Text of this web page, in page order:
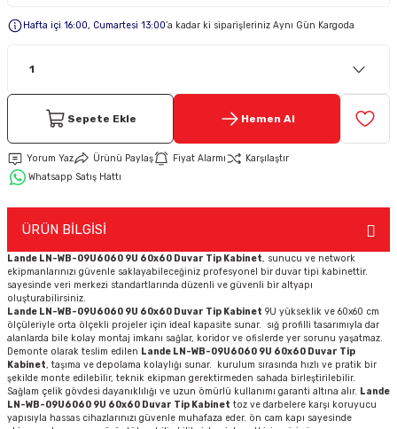
Hafta içi 16:00, Cumartesi 13:00’a kadar ki siparişleriniz Aynı Gün Kargoda
Sepete Ekle Hemen Al
Yorum Yaz Ürünü Paylaş Fiyat Alarmı
Karşılaştır
Whatsapp Satış Hattı
ÜRÜN BİLGİSİ
Lande LN-WB-09U6060 9U 60x60 Duvar Tip Kabinet, sunucu ve network
ekipmanlarınızı güvenle saklayabileceğiniz profesyonel bir duvar tipi kabinettir.
sayesinde veri merkezi standartlarında düzenli ve güvenli bir altyapı
oluşturabilirsiniz.
Lande LN-WB-09U6060 9U 60x60 Duvar Tip Kabinet 9U yükseklik ve 60x60 cm
ölçüleriyle orta ölçekli projeler için ideal kapasite sunar. sığ profilli tasarımıyla dar
alanlarda bile kolay montaj imkanı sağlar, koridor ve ofislerde yer sorunu yaşatmaz.
Demonte olarak teslim edilen Lande LN-WB-09U6060 9U 60x60 Duvar Tip
Kabinet, taşıma ve depolama kolaylığı sunar. kurulum sırasında hızlı ve pratik bir
şekilde monte edilebilir, teknik ekipman gerektirmeden sahada birleştirilebilir.
Sağlam çelik gövdesi dayanıklılığı ve uzun ömürlü kullanımı garanti altına alır. Lande
LN-WB-09U6060 9U 60x60 Duvar Tip Kabinet toz ve darbelere karşı koruyucu
yapısıyla hassas cihazlarınızı güvenle muhafaza eder. ön cam kapı sayesinde